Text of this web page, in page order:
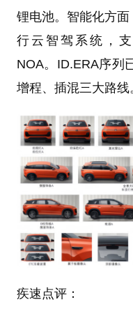
锂电池。智能化方
行云智驾系统，
NOA。ID.ERA序列
增程、插混三大路线
疾速点评：